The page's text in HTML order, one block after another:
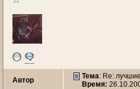
Автор Тема: Re:
Время: